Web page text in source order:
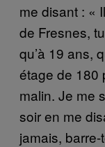
me disant : «
de Fresnes,
qu’à 19 ans,
étage de 180
malin. Je me
soir en me
jamais, barre-